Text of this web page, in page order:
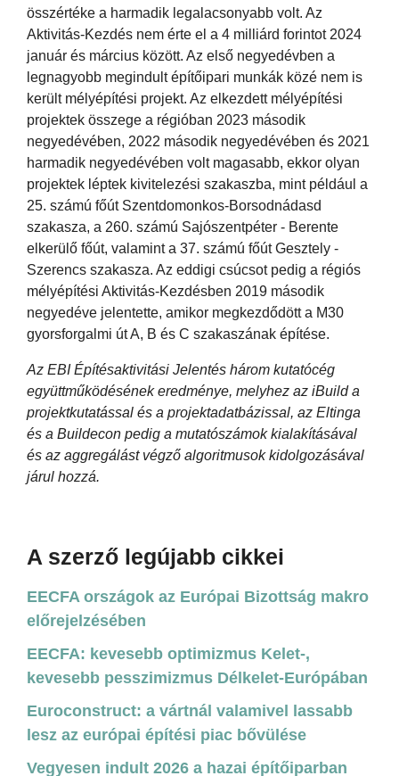
összértéke a harmadik legalacsonyabb volt. Az
Aktivitás-Kezdés nem érte el a 4 milliárd forintot 2024
január és március között. Az első negyedévben a
legnagyobb megindult építőipari munkák közé nem is
került mélyépítési projekt. Az elkezdett mélyépítési
projektek összege a régióban 2023 második
negyedévében, 2022 második negyedévében és 2021
harmadik negyedévében volt magasabb, ekkor olyan
projektek léptek kivitelezési szakaszba, mint például a
25. számú főút Szentdomonkos-Borsodnádasd
szakasza, a 260. számú Sajószentpéter - Berente
elkerülő főút, valamint a 37. számú főút Gesztely -
Szerencs szakasza. Az eddigi csúcsot pedig a régiós
mélyépítési Aktivitás-Kezdésben 2019 második
negyedéve jelentette, amikor megkezdődött a M30
gyorsforgalmi út A, B és C szakaszának építése.
Az EBI Építésaktivitási Jelentés három kutatócég
együttműködésének eredménye, melyhez az iBuild a
projektkutatással és a projektadatbázissal, az Eltinga
és a Buildecon pedig a mutatószámok kialakításával
és az aggregálást végző algoritmusok kidolgozásával
járul hozzá.
A szerző legújabb cikkei
EECFA országok az Európai Bizottság makro
előrejelzésében
EECFA: kevesebb optimizmus Kelet-,
kevesebb pesszimizmus Délkelet-Európában
Euroconstruct: a vártnál valamivel lassabb
lesz az európai építési piac bővülése
Vegyesen indult 2026 a hazai építőiparban